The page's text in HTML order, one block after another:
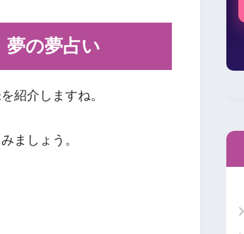
夢の夢占い
紹介しますね。
ましょう。